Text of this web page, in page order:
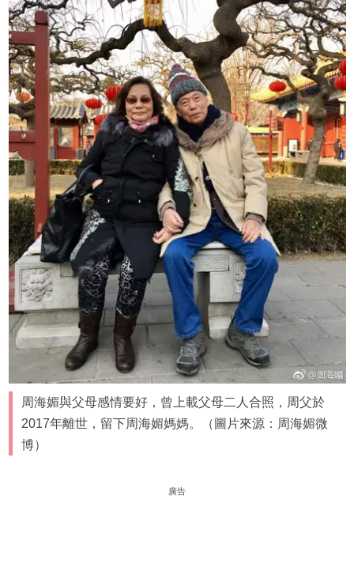
周海媚與父母感情要好，曾上載父母二人合照，周父於
2017年離世，留下周海媚媽媽。（圖片來源：周海媚微
博）
廣告